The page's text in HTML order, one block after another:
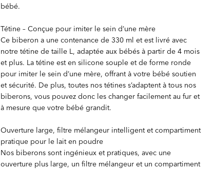
bébé.
Tétine – Conçue pour imiter le sein d’une mère
Ce biberon a une contenance de 330 ml et est livré avec
notre tétine de taille L, adaptée aux bébés à partir de 4 mois
et plus. La tétine est en silicone souple et de forme ronde
pour imiter le sein d’une mère, offrant à votre bébé soutien
et sécurité. De plus, toutes nos tétines s’adaptent à tous nos
biberons, vous pouvez donc les changer facilement au fur et
à mesure que votre bébé grandit.
Ouverture large, filtre mélangeur intelligent et compartiment
pratique pour le lait en poudre
Nos biberons sont ingénieux et pratiques, avec une
ouverture plus large, un filtre mélangeur et un compartiment